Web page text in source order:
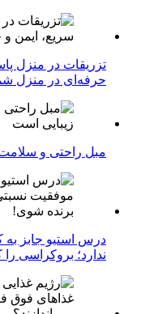
تزریقات در منزل
حرفه‌ای در منزل
مبل راحتی و سلامت
درس استیو جابز به
ندارد؛ بروکراسی را